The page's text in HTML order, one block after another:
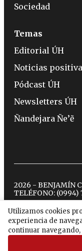
Utilizamos cookies
experiencia de
continuar
Sociedad
Temas
Editorial ÚH
Noticias
Pódcast ÚH
Newsletters ÚH
Ñandejara Ñe’ẽ
2026 - BENJAMÍN
TELÉFONO: (0994)
twitter